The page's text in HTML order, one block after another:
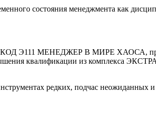
состояния менеджмента как
Э111 МЕНЕДЖЕР В МИРЕ ХАОСА,
квалификации из комплекса
редких, подчас